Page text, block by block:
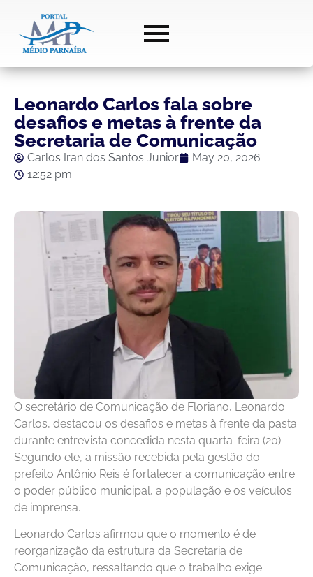
Leonardo Carlos fala sobre
desafios e metas à frente da
Secretaria de Comunicação
Carlos Iran dos Santos Junior
May 20, 2026
12:52 pm
O secretário de Comunicação de Floriano, Leonardo
Carlos, destacou os desafios e metas à frente da pasta
durante entrevista concedida nesta quarta-feira (20).
Segundo ele, a missão recebida pela gestão do
prefeito Antônio Reis é fortalecer a comunicação entre
o poder público municipal, a população e os veículos
de imprensa.
Leonardo Carlos afirmou que o momento é de
reorganização da estrutura da Secretaria de
Comunicação, ressaltando que o trabalho exige